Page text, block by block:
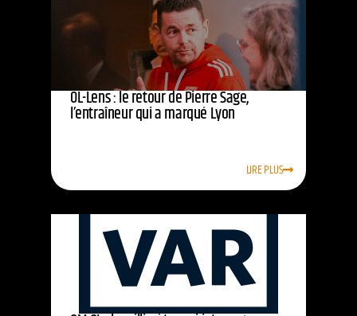
OL-Lens : le retour de Pierre Sage,
l’entraîneur qui a marqué Lyon
LIRE PLUS